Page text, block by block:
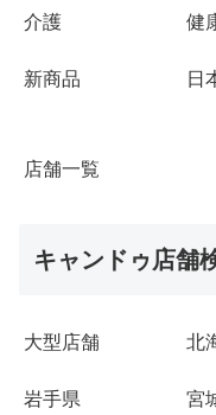
介護 健
新商品 日
店舗一覧
キャンドゥ店舗
大型店舗 北
岩手県 宮